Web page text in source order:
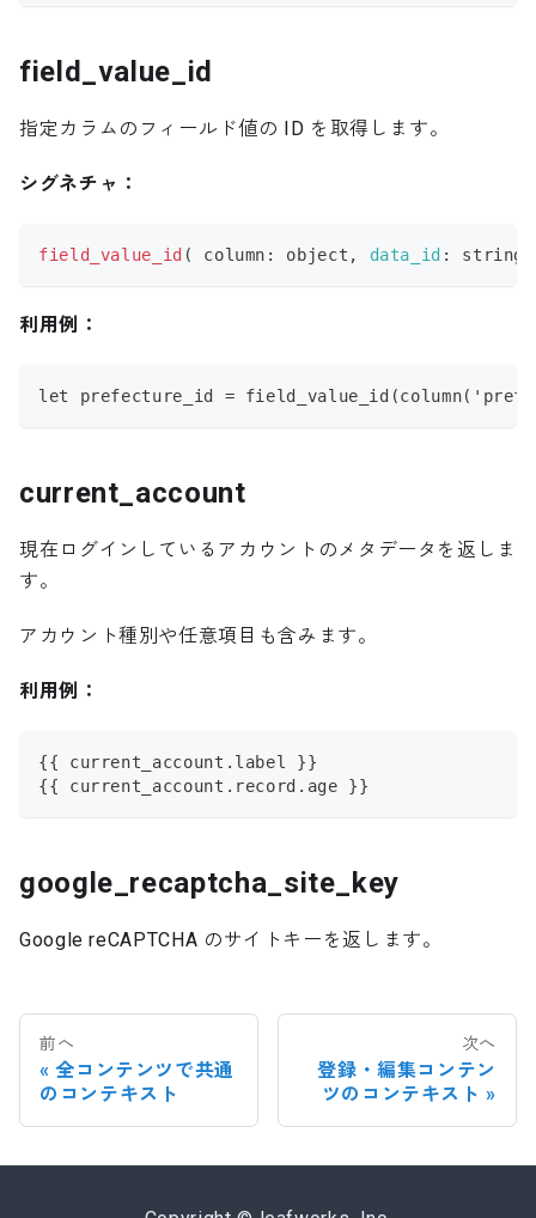
field_value_id
指定カラムのフィールド値の ID を取得します。
シグネチャ：
field_value_id ( column : object , data_id : string
利用例：
let prefecture_id =
current_account
現在ログインしているアカウントのメタデータを返しま
す。
アカウント種別や任意項目も含みます。
利用例：
{{ current_account.label }}
{{ current_account.record.age }}
google_recaptcha_site_key
Google reCAPTCHA のサイトキーを返します。
前へ
全コンテンツで共通
のコンテキスト
次へ
登録・編集コンテン
ツのコンテキスト